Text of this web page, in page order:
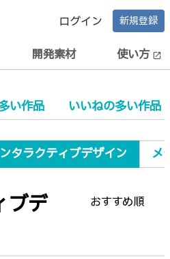
ログイン 新規登録
開発素材 使い方 open_in_new
い作品 いいねの多い作品
タラクティブデザイン メ
ブデ
おすすめ順